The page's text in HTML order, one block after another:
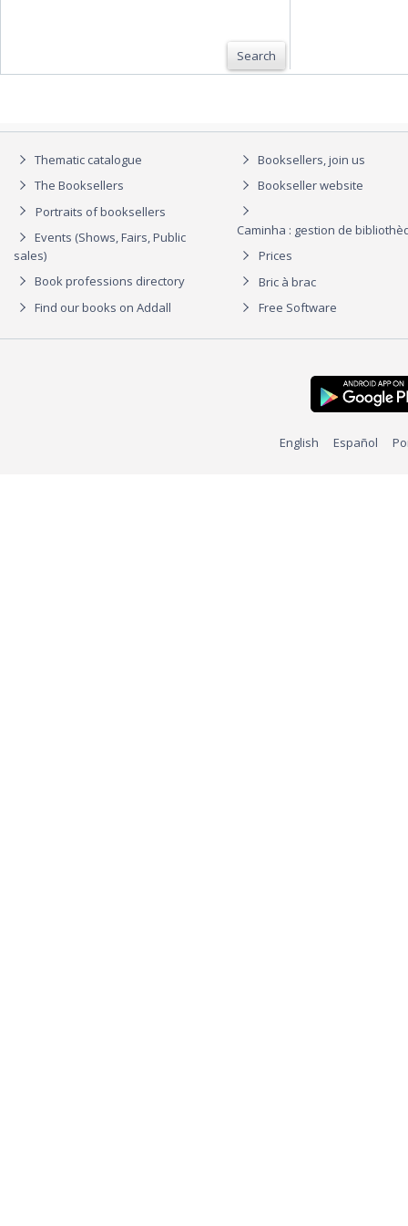
Search
Thematic catalogue
The Booksellers
Portraits of booksellers
Events (Shows, Fairs, Public
sales)
Book professions directory
Find our books on Addall
Booksellers, join us
Bookseller website
Caminha : gestion de
Prices
Bric à brac
Free Software
English Español